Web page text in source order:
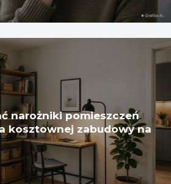
narożniki pomieszczeń
kosztownej zabudowy na